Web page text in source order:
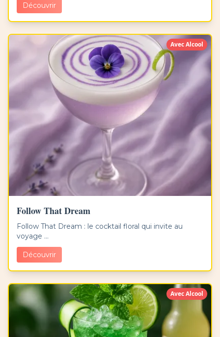
Découvrir
Avec Alcool
Follow That Dream
Follow That Dream : le cocktail floral qui invite au
voyage ...
Découvrir
Avec Alcool